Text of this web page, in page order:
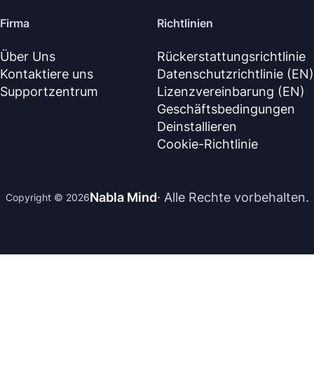
Firma
Über Uns
Kontaktiere uns
Supportzentrum
Richtlinien
Rückerstattungsrichtlinie
Datenschutzrichtlinie (EN)
Lizenzvereinbarung (EN)
Geschäftsbedingungen
Deinstallieren
Cookie-Richtlinie
Copyright © 2026Nabla Mind· Alle Rechte vorbehalten.